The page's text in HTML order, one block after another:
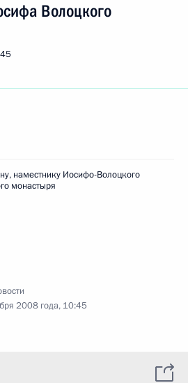
Волоцкого
наместнику Иосифо-Волоцкого
монастыря
2008 года, 10:45